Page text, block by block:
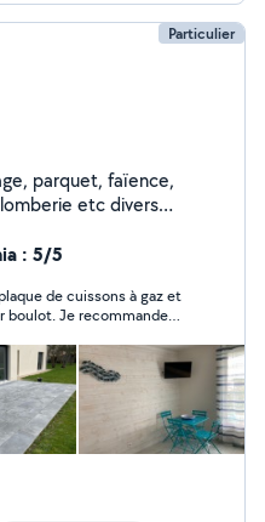
Particulier
parquet, faïence,
etc divers
Un échange
n'engage à rien je
pour un simple
sur demande Bonne
: 5/5
de cuissons à gaz et
boulot. Je recommande